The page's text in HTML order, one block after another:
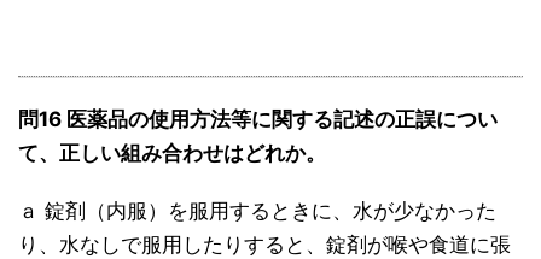
問16 医薬品の使用方法等に関する記述の正誤につい
て、正しい組み合わせはどれか。
ａ 錠剤（内服）を服用するときに、水が少なかった
り、水なしで服用したりすると、錠剤が喉や食道に張